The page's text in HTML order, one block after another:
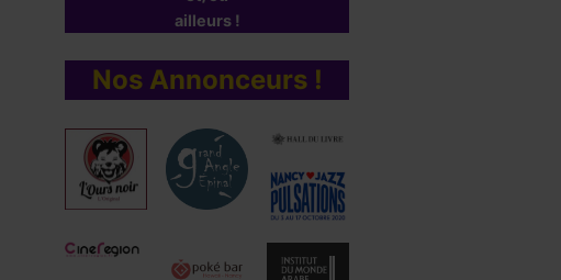
HÔTEL
TRANSYlVANIE, Des
vacances
ailleurs !
Nos Annonceurs !